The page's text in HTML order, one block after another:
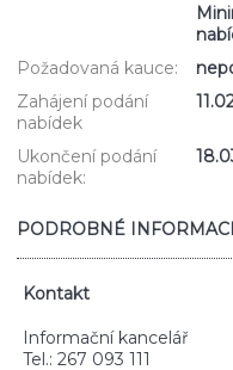
Požadovaná kauce:
Zahájení podání
nabídek
Ukončení podání
nabídek:
PODROBNÉ
Kontakt
Informační kancelář
Tel.: 267 093 111